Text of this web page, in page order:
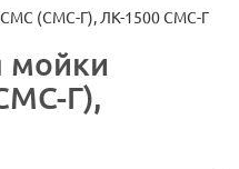
СМС (СМС-Г), ЛК-1500 СМС-Г
мойки
Г),